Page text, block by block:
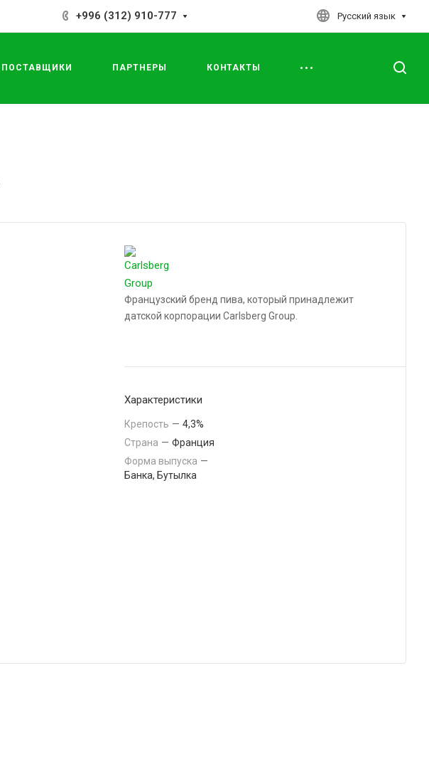
+996 (312) 910-777 Русский язык
ПОСТАВЩИКИ ПАРТНЕРЫ КОНТАКТЫ
Французский бренд пива, который принадлежит
датской корпорации Carlsberg Group.
Характеристики
Крепость — 4,3%
Страна — Франция
Форма выпуска —
Банка, Бутылка